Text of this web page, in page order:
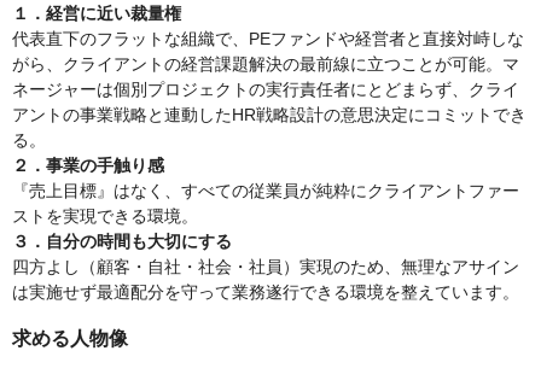
１．経営に近い裁量権
代表直下のフラットな組織で、PEファンドや経営者と直接対峙しな
がら、クライアントの経営課題解決の最前線に立つことが可能。マ
ネージャーは個別プロジェクトの実行責任者にとどまらず、クライ
アントの事業戦略と連動したHR戦略設計の意思決定にコミットでき
る。
２．事業の手触り感
『売上目標』はなく、すべての従業員が純粋にクライアントファー
ストを実現できる環境。
３．自分の時間も大切にする
四方よし（顧客・自社・社会・社員）実現のため、無理なアサイン
は実施せず最適配分を守って業務遂行できる環境を整えています。
求める人物像